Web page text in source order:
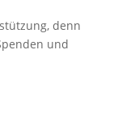
denn
und